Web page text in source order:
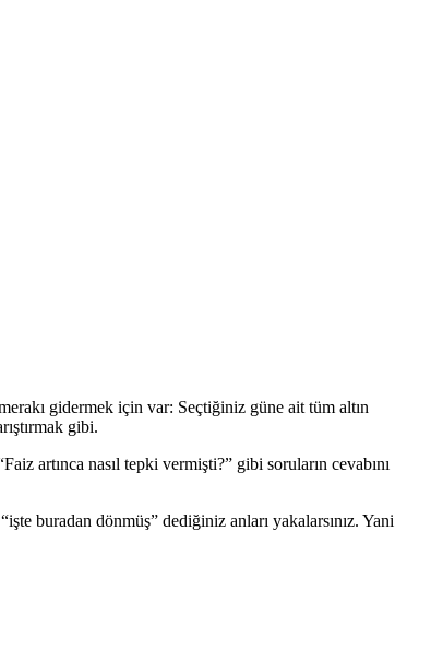
gidermek için var: Seçtiğiniz güne ait tüm altın
gibi.
artınca nasıl tepki vermişti?” gibi soruların cevabını
buradan dönmüş” dediğiniz anları yakalarsınız. Yani